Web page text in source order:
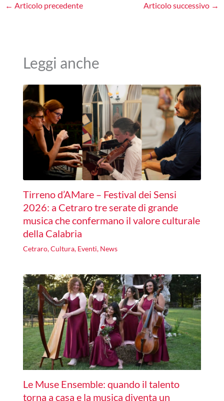
← Articolo precedente Articolo successivo →
Leggi anche
Tirreno d’AMare – Festival dei Sensi
2026: a Cetraro tre serate di grande
musica che confermano il valore culturale
della Calabria
Cetraro,Cultura, Eventi, News
Le Muse Ensemble: quando il talento
torna a casa e la musica diventa un